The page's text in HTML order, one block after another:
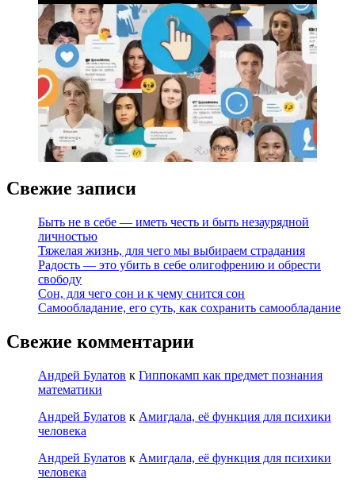
Свежие записи
Быть не в себе — иметь честь и быть незаурядной
личностью
Тяжелая жизнь, для чего мы выбираем страдания
Радость — это убить в себе олигофрению и обрести
свободу
Сон, для чего сон и к чему снится сон
Самообладание, его суть, как сохранить самообладание
Свежие комментарии
Андрей Булатов к Гиппокамп как предмет познания
математики
Андрей Булатов к Амигдала, её функция для психики
человека
Андрей Булатов к Амигдала, её функция для психики
человека